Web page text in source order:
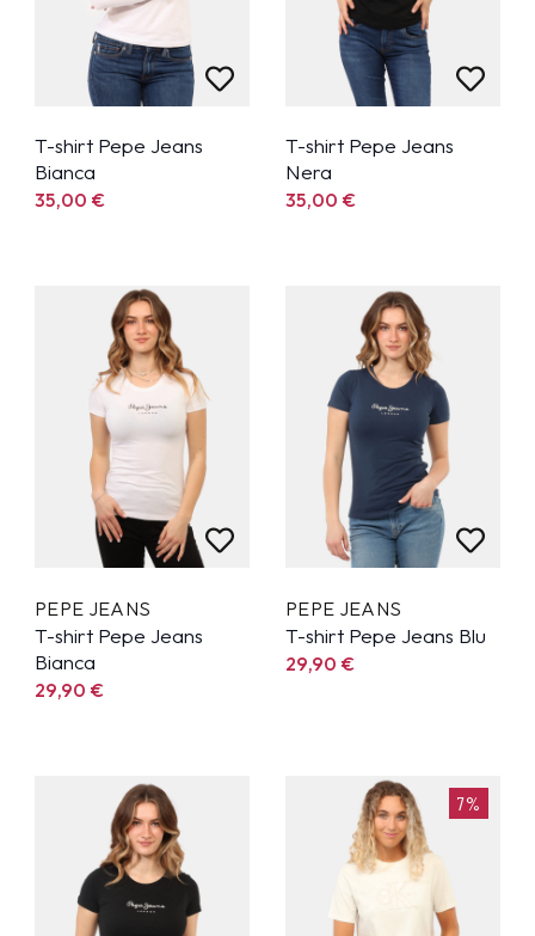
T-shirt Pepe Jeans
Bianca
35,00€
T-shirt Pepe Jeans
Nera
35,00€
PEPE JEANS
T-shirt Pepe Jeans
Bianca
29,90€
PEPE JEANS
T-shirt Pepe Jeans Blu
29,90€
7%